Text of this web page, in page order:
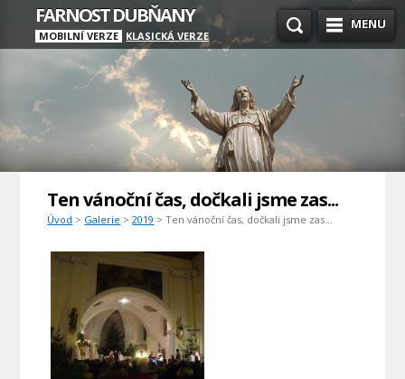
MENU
FARNOST DUBŇANY
MOBILNÍ VERZE KLASICKÁ VERZE
Ten vánoční čas, dočkali jsme zas...
Úvod > Galerie >2019 > Ten vánoční čas, dočkali jsme zas...